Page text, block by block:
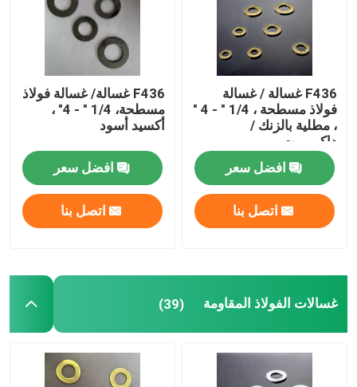
جولة في المعمل
ضبط الجودة
طلب اقتباس
غسالة الفولاذ المسطحة
أجهزة غسل الصلب الهيكلي
غسالة ثقيلة
F436 غسالة / غسالة
فولاذ مسطحة ، 1/4 " - 4 "
، مطلية بالزنك /
داكروميت
افضل سعر
اتصل بنا
F436 غسالة/ غسالة فولاذ
مسطحة، 1/4 " - 4" ،
أكسيد أسود
افضل سعر
اتصل بنا
غسالات الفولاذ المقاومة (39)